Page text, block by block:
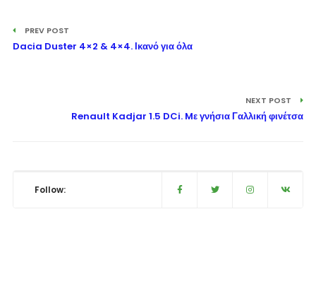
PREV POST
Dacia Duster 4×2 & 4×4. Ικανό για όλα
NEXT POST
Renault Kadjar 1.5 DCi. Mε γνήσια Γαλλική φινέτσα
Follow: